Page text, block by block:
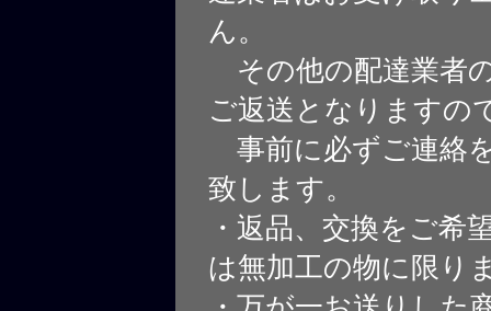
ん。
その他の配達業者
ご返送となりますの
事前に必ずご連絡
致します。
・返品、交換をご希
は無加工の物に限り